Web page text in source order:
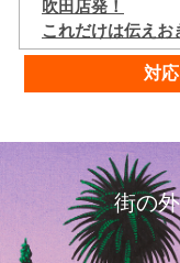
吹田店発！
これだけは伝えお
対
街の